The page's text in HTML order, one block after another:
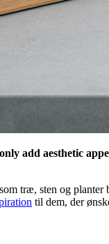
add aesthetic
træ, sten og
til dem, der